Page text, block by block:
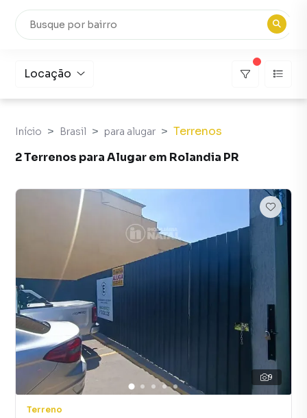
Locação
Início Brasil para alugar
Terrenos
2 Terrenos para Alugar em Rolandia PR
9
Terreno